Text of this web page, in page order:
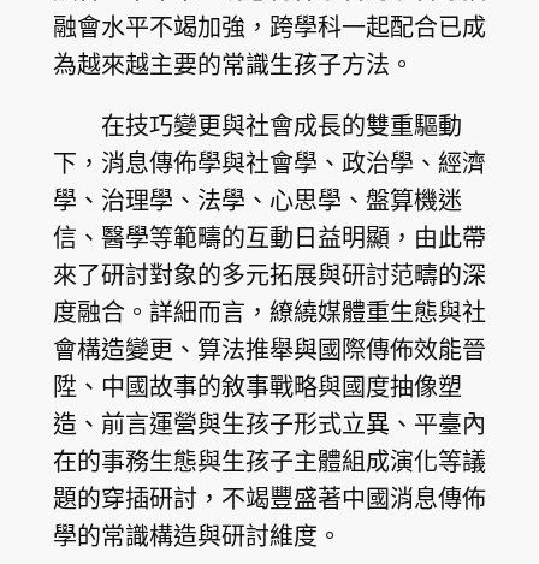
融會水平不竭加強，跨學科一起配合已成
為越來越主要的常識生孩子方法。
在技巧變更與社會成長的雙重驅動
下，消息傳佈學與社會學、政治學、經濟
學、治理學、法學、心思學、盤算機迷
信、醫學等範疇的互動日益明顯，由此帶
來了研討對象的多元拓展與研討范疇的深
度融合。詳細而言，繚繞媒體重生態與社
會構造變更、算法推舉與國際傳佈效能晉
陞、中國故事的敘事戰略與國度抽像塑
造、前言運營與生孩子形式立異、平臺內
在的事務生態與生孩子主體組成演化等議
題的穿插研討，不竭豐盛著中國消息傳佈
學的常識構造與研討維度。